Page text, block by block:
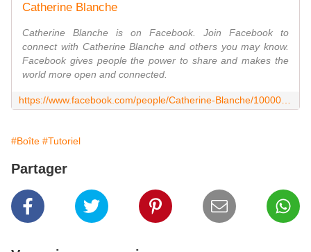
Catherine Blanche
Catherine Blanche is on Facebook. Join Facebook to
connect with Catherine Blanche and others you may know.
Facebook gives people the power to share and makes the
world more open and connected.
#Boîte #Tutoriel
Partager